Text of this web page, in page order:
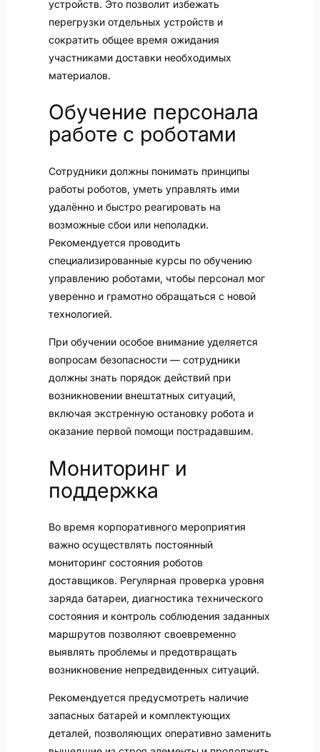
устройств. Это позволит избежать
перегрузки отдельных устройств и
сократить общее время ожидания
участниками доставки необходимых
материалов.
Обучение персонала
работе с роботами
Сотрудники должны понимать принципы
работы роботов, уметь управлять ими
удалённо и быстро реагировать на
возможные сбои или неполадки.
Рекомендуется проводить
специализированные курсы по обучению
управлению роботами, чтобы персонал мог
уверенно и грамотно обращаться с новой
технологией.
При обучении особое внимание уделяется
вопросам безопасности — сотрудники
должны знать порядок действий при
возникновении внештатных ситуаций,
включая экстренную остановку робота и
оказание первой помощи пострадавшим.
Мониторинг и
поддержка
Во время корпоративного мероприятия
важно осуществлять постоянный
мониторинг состояния роботов
доставщиков. Регулярная проверка уровня
заряда батареи, диагностика технического
состояния и контроль соблюдения заданных
маршрутов позволяют своевременно
выявлять проблемы и предотвращать
возникновение непредвиденных ситуаций.
Рекомендуется предусмотреть наличие
запасных батарей и комплектующих
деталей, позволяющих оперативно заменить